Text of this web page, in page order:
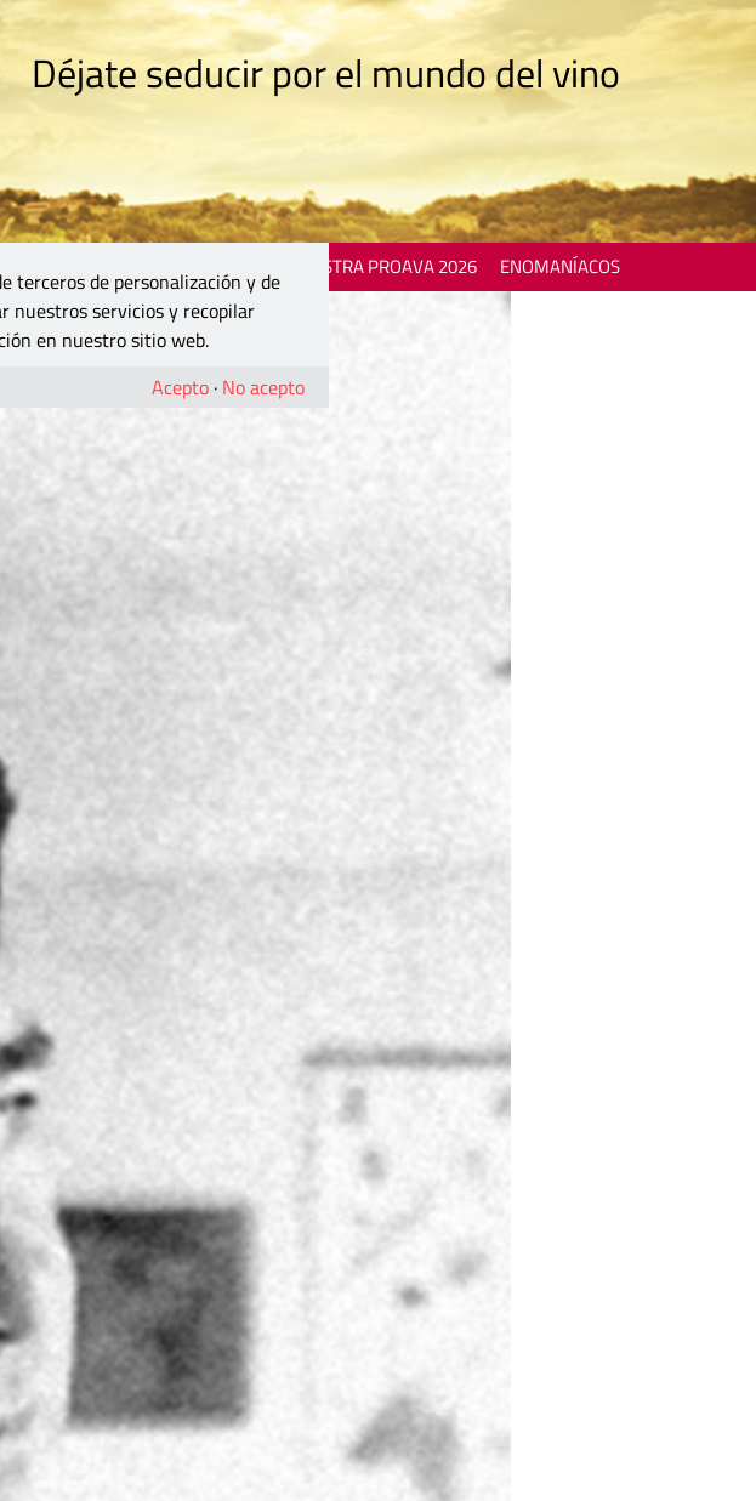
Déjate seducir por el mundo del vino
MOSTRA PROAVA 2026 ENOMANÍACOS
terceros de personalización y de
nuestros servicios y recopilar
en nuestro sitio web.
Acepto · No acepto